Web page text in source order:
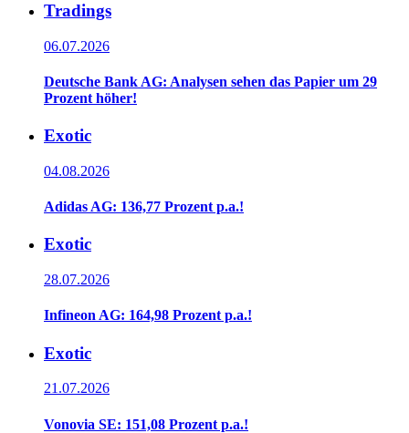
Tradings
06.07.2026
Deutsche Bank AG: Analysen sehen das Papier um 29
Prozent höher!
Exotic
04.08.2026
Adidas AG: 136,77 Prozent p.a.!
Exotic
28.07.2026
Infineon AG: 164,98 Prozent p.a.!
Exotic
21.07.2026
Vonovia SE: 151,08 Prozent p.a.!